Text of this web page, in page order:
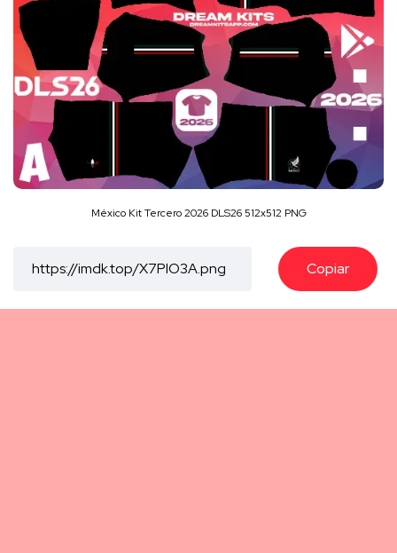
México Kit Tercero 2026 DLS26 512x512 PNG
Copiar